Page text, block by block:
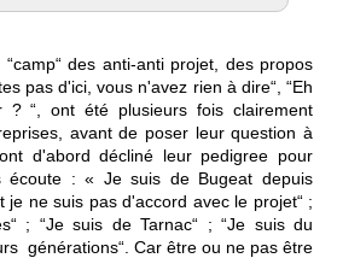
des anti-anti projet, des propos
pas d'ici, vous n'avez rien à dire“, “Eh
“, ont été plusieurs fois clairement
avant de poser leur question à
d'abord décliné leur pedigree pour
écoute : « Je suis de Bugeat depuis
je ne suis pas d'accord avec le projet“ ;
; “Je suis de Tarnac“ ; “Je suis du
générations“. Car être ou ne pas être